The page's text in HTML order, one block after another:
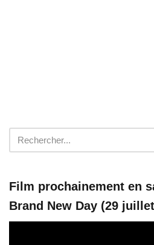
Film prochainement en
Brand New Day (29